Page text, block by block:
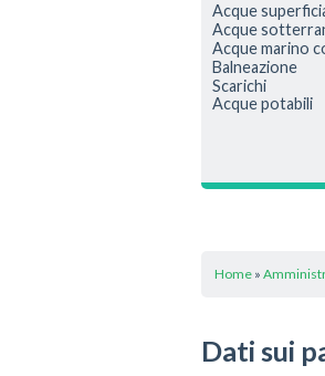
Acque
Acque
Acque marino
Balneazione
Scarichi
Acque potabili
Home »
Dati sui